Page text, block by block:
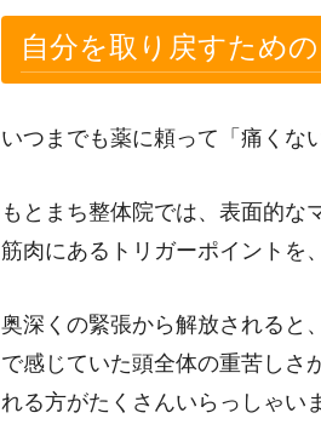
自分を取り戻すため
いつまでも薬に頼って「痛くな
もとまち整体院では、表面的な
筋肉にあるトリガーポイントを
奥深くの緊張から解放されると
で感じていた頭全体の重苦しさ
れる方がたくさんいらっしゃい